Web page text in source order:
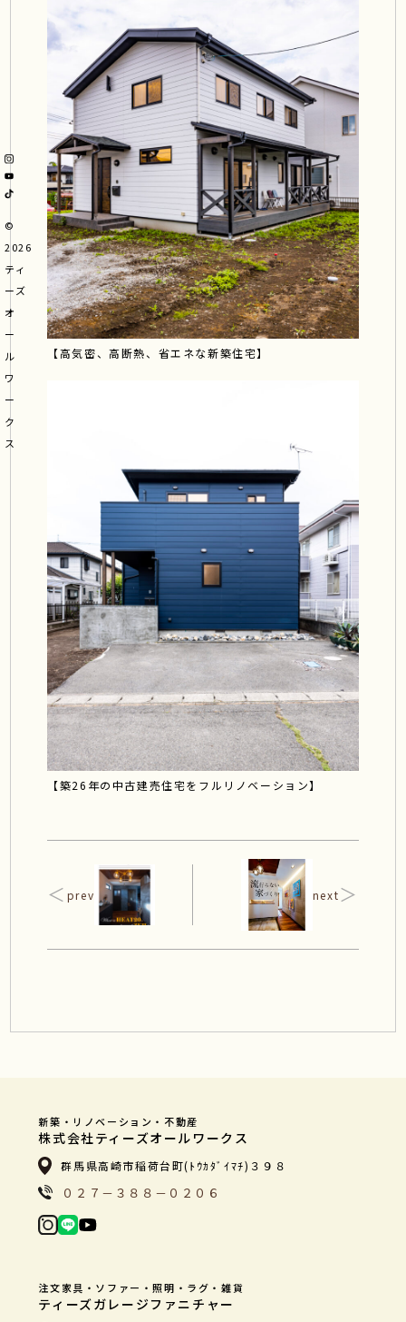
©
2026
ティ
ーズ
オ
ー
ル
ワ
ー
ク
ス
【高気密、高断熱、省エネな新築住宅】
【築26年の中古建売住宅をフルリノベーション】
＜ prev ＞
next
新築・リノベーション・不動産
株式会社ティーズオールワークス
群馬県高崎市稲荷台町(ﾄｳｶﾀﾞｲﾏﾁ)３９８
０２７－３８８－０２０６
注文家具・ソファー・照明・ラグ・雑貨
ティーズガレージファニチャー